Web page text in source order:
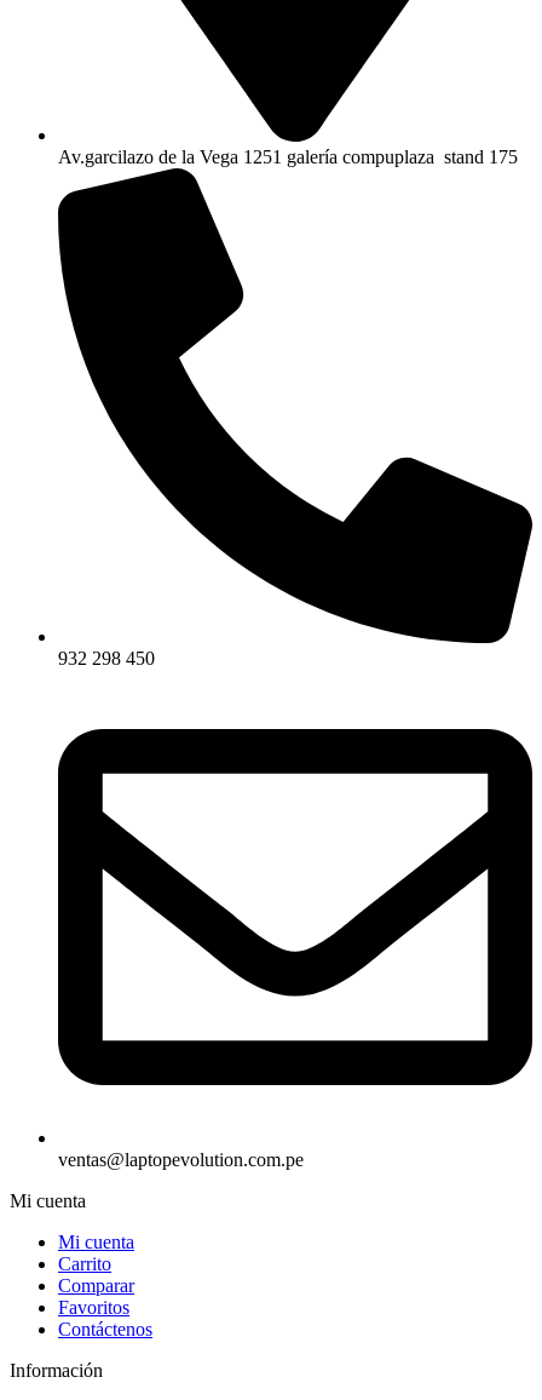
Av.garcilazo de la Vega 1251 galería compuplaza stand 175
932 298 450
ventas@laptopevolution.com.pe
Mi cuenta
Mi cuenta
Carrito
Comparar
Favoritos
Contáctenos
Información